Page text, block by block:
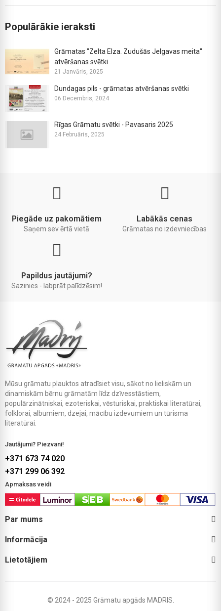
Populārākie ieraksti
Grāmatas "Zelta Elza. Zudušās Jelgavas meita"
atvēršanas svētki
21 Janvāris, 2025
Dundagas pils - grāmatas atvēršanas svētki
06 Decembris, 2024
Rīgas Grāmatu svētki - Pavasaris 2025
24 Februāris, 2025
Piegāde uz pakomātiem
Saņem sev ērtā vietā
Labākās cenas
Grāmatas no izdevniecības
Papildus jautājumi?
Sazinies - labprāt palīdzēsim!
Mūsu grāmatu plauktos atradīsiet visu, sākot no lieliskām un
dinamiskām bērnu grāmatām līdz dzīvesstāstiem,
populārzinātniskai, ezoteriskai, vēsturiskai, praktiskai literatūrai,
folklorai, albumiem, dzejai, mācību izdevumiem un tūrisma
literatūrai.
Jautājumi? Piezvani!
+371 673 74 020
+371 299 06 392
Apmaksas veidi
Par mums
Informācija
Lietotājiem
© 2024 - 2025 Grāmatu apgāds MADRIS.